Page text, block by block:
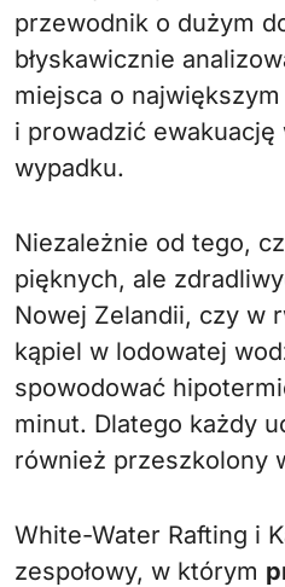
przewodnik o dużym
błyskawicznie
miejsca o
i prowadzić ewakuację
wypadku.
Niezależnie od tego,
pięknych, ale
Nowej Zelandii, czy w
kąpiel w lodowatej
spowodować
minut. Dlatego każdy
również przeszkolony
White-Water Rafting i
zespołowy, w którym